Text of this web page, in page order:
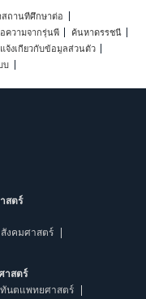
สถานที่ศึกษาต่อ
ความจากรุ่นพี่
ค้นหาดรรชนี
แจ้งเกี่ยวกับข้อมูลส่วนตัว
บ
สตร์
สังคมศาสตร์
าสตร์
นตแพทยศาสตร์